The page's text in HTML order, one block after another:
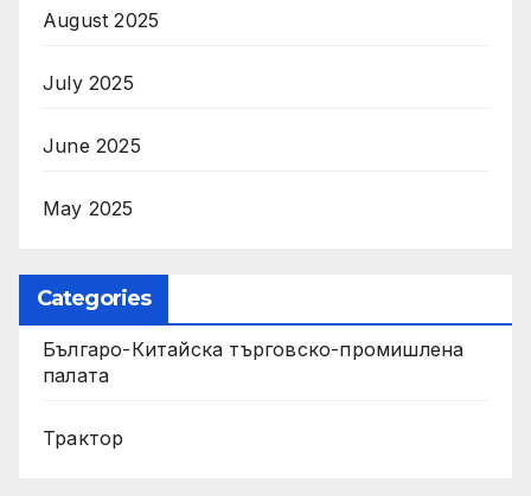
August 2025
July 2025
June 2025
May 2025
Categories
Българо-Китайска търговско-промишлена
палата
Трактор